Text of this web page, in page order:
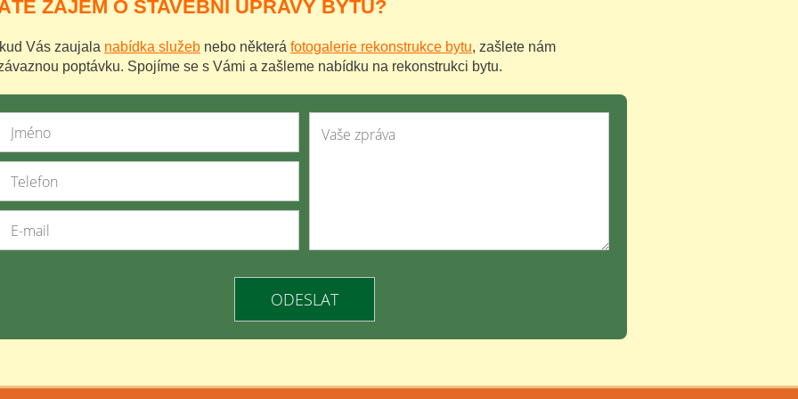
ZÁJEM O STAVEBNÍ ÚPRAVY BYTU?
Vás zaujala nabídka služebnebo některá fotogalerie rekonstrukce bytu, zašlete nám
poptávku. Spojíme se s Vámi a zašleme nabídku na rekonstrukci bytu.